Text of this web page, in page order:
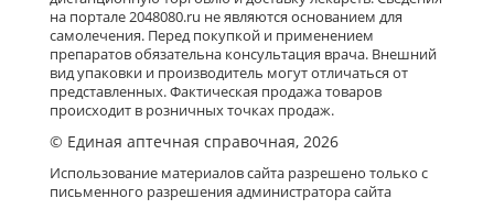
32) КРКА-Рус ООО Россия
есть в 1 аптеках
от 920,00 до 920,00
Флебавен (табл. п. плен. о. 500 мг №
Нет в аптеках города
на портале 2048080.ru не являются основанием для
самолечения. Перед покупкой и применением
препаратов обязательна консультация врача. Внешний
вид упаковки и производитель могут отличаться от
представленных. Фактическая продажа товаров
происходит в розничных точках продаж.
© Единая аптечная справочная, 2026
Использование материалов сайта разрешено только с
письменного разрешения администратора сайта